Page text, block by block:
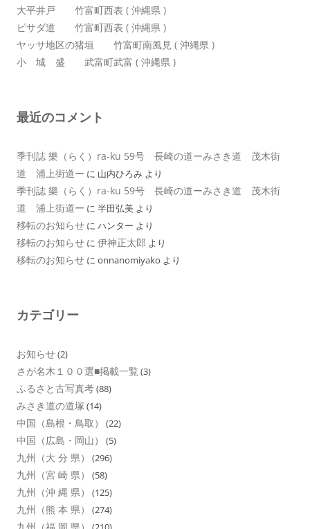
大平井戸 竹富町西表 ( 沖縄県 )
ピサダ道 竹富町西表 ( 沖縄県 )
ヤッサ地区の猪垣 竹富町南風見 ( 沖縄県 )
小 城 盛 武富町武富 ( 沖縄県 )
最近のコメント
季刊誌 樂（らく）ra-ku 59号 長崎の道ーみさき道 茂木街
道 浦上街道ー に 山内ひろみ より
季刊誌 樂（らく）ra-ku 59号 長崎の道ーみさき道 茂木街
道 浦上街道ー に 半田弘美 より
移転のお知らせ に ハンター より
移転のお知らせ に 伊神正太郎 より
移転のお知らせ に onnanomiyako より
カテゴリー
お知らせ(2)
さが名木１００選■掲載一覧 (3)
ふるさと古写真考(88)
みさき道の道塚 (14)
中国（島根・鳥取） (22)
中国（広島・岡山） (5)
九州（大 分 県） (296)
九州（宮 崎 県） (58)
九州（沖 縄 県） (125)
九州（熊 本 県） (274)